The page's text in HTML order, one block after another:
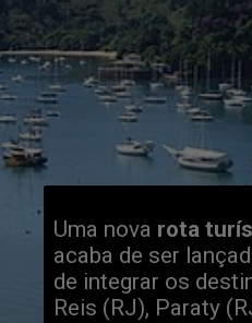
Uma nova rota
acaba de ser
de integrar os
Reis (RJ), Paraty